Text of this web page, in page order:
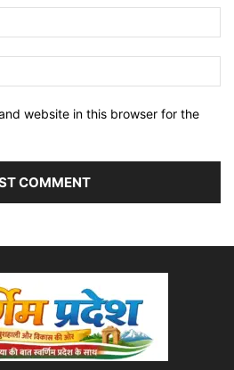
website in this browser for the